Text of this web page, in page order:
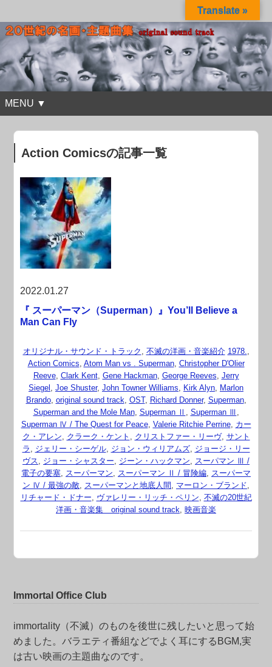
MENU ▼
Action Comicsの記事一覧
2022.01.27
『 スーパーマン（Superman）』You’ll Believe a
Man Can Fly
オリジナル・サウンド・トラック , 不滅の洋画・音楽紹介 1978.,
Action Comics, Atom Man vs . Superman, Christopher D'Olier
Reeve, Clark Kent, Gene Hackman, George Reeves, Jerry
Siegel , Joe Shuster, John Towner Williams, Kirk Alyn, Marlon
Brando, original sound track, OST, Richard Donner, Superman,
Superman and the Mole Man, Superman Ⅱ , Superman Ⅲ ,
Superman Ⅳ / The Quest for Peace, Valerie Ritchie Perrine, カー
ク・アレン, クラーク・ケント , クリストファー・リーヴ, サント
ラ , ジェリー・シーゲル, ジョン・ウィリアムズ, ジョージ・リー
ヴス, ジョー・シャスター, ジーン・ハックマン, スーパマン Ⅲ /
電子の要塞, スーパーマン, スーパーマン Ⅱ / 冒険編, スーパーマ
ン Ⅳ / 最強の敵, スーパーマンと地底人間 , マーロン・ブランド,
リチャード・ドナー, ヴァレリー・リッチ・ペリン, 不滅の20世紀
洋画・音楽集 original sound track, 映画音楽
Immortal Office Club
immortality（不滅）のものを後世に残したいと思って始
めました。バラエティ番組などでよく耳にするBGM,実
は古い映画の主題曲なのです。
Translate »